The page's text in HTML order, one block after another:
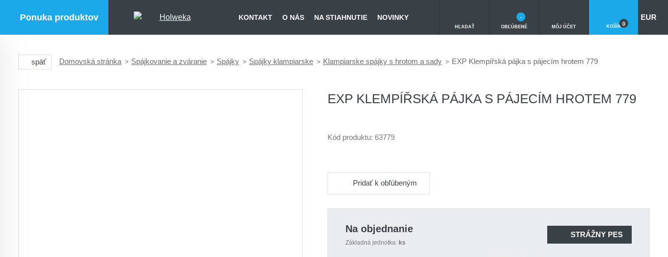
Ponuka produktov KONTAKT O NÁS NA STIAHNUTIE NOVINKY
HĽADAŤ OBĽÚBENÉ
-
MÔJ ÚČET KOŠÍK 0
EUR
späť Domovská stránka Spájkovanie a zváranie Spájky Spájky klampiarske Klampiarske spájky s hrotom a sady EXP Klempířská pájka s pájecím hrotem 779
EXP KLEMPÍŘSKÁ PÁJKA S PÁJECÍM HROTEM 779
Kód produktu: 63779
Pridať k obľúbeným
Na objednanie
Základná jednotka: ks
STRÁŽNY PES